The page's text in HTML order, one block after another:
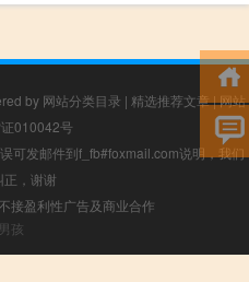
by 网站分类目录 | 精选推荐文章|网站
010042号
可发邮件到f_fb#foxmail.com说明，我们
正，谢谢
接盈利性广告及商业合作
孩